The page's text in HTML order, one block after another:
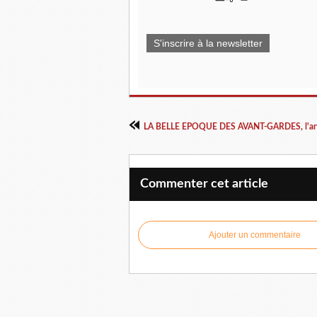
S'inscrire à la newsletter
Commenter cet article
Ajouter un commentaire